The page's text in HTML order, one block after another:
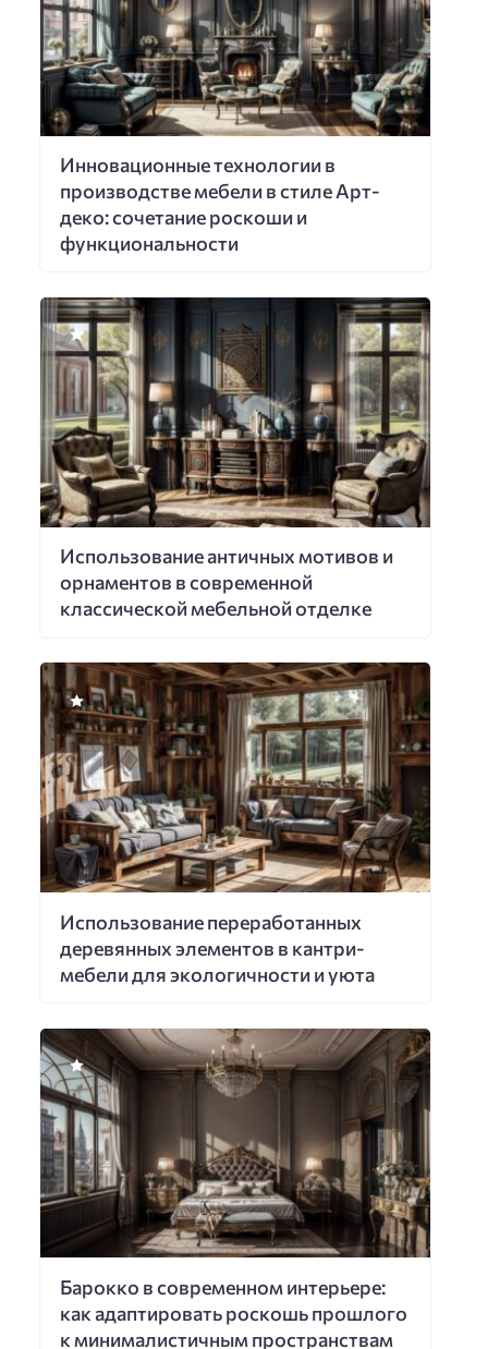
Инновационные технологии в
производстве мебели в стиле Арт-
деко: сочетание роскоши и
функциональности
Использование античных мотивов и
орнаментов в современной
классической мебельной отделке
Использование переработанных
деревянных элементов в кантри-
мебели для экологичности и уюта
Барокко в современном интерьере:
как адаптировать роскошь прошлого
к минималистичным пространствам